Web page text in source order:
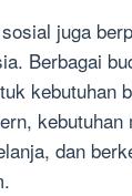
juga
Berbagai
kebutuhan
dan